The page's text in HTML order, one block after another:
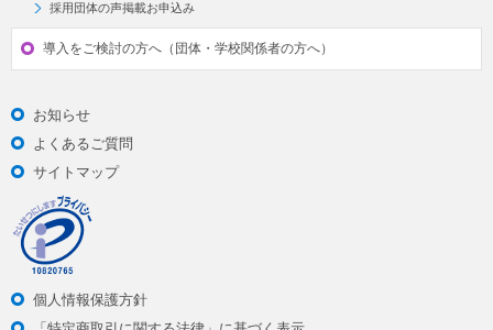
採用団体の声掲載お申込み
導入をご検討の方へ（団体・学校関係者の方へ）
お知らせ
よくあるご質問
サイトマップ
個人情報保護方針